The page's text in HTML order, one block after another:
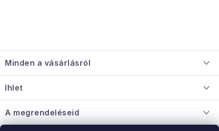
á
b
é
c
Minden a vásárlásról
Információ a mellékletről
Nagykereskedelmi együttműködés
Ihlet
A megrendeléseid